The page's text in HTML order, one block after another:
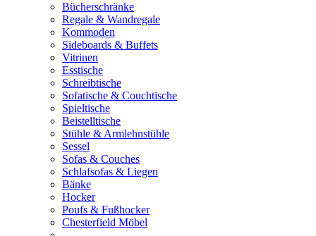
Bücherschränke
Regale & Wandregale
Kommoden
Sideboards & Buffets
Vitrinen
Esstische
Schreibtische
Sofatische & Couchtische
Spieltische
Beistelltische
Stühle & Armlehnstühle
Sessel
Sofas & Couches
Schlafsofas & Liegen
Bänke
Hocker
Poufs & Fußhocker
Chesterfield Möbel